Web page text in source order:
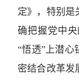
定》，特别是
确把握党中
“悟透”上潜心
密结合改革发